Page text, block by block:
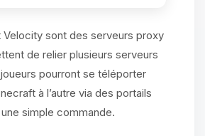
Velocity sont des serveurs proxy
de relier plusieurs serveurs
pourront se téléporter
à l’autre via des portails
simple commande.